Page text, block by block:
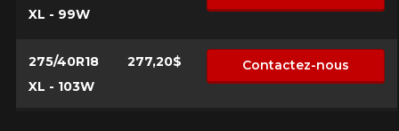
XL - 99W
275/40R18
XL - 103W
277,20$ Contactez-nous